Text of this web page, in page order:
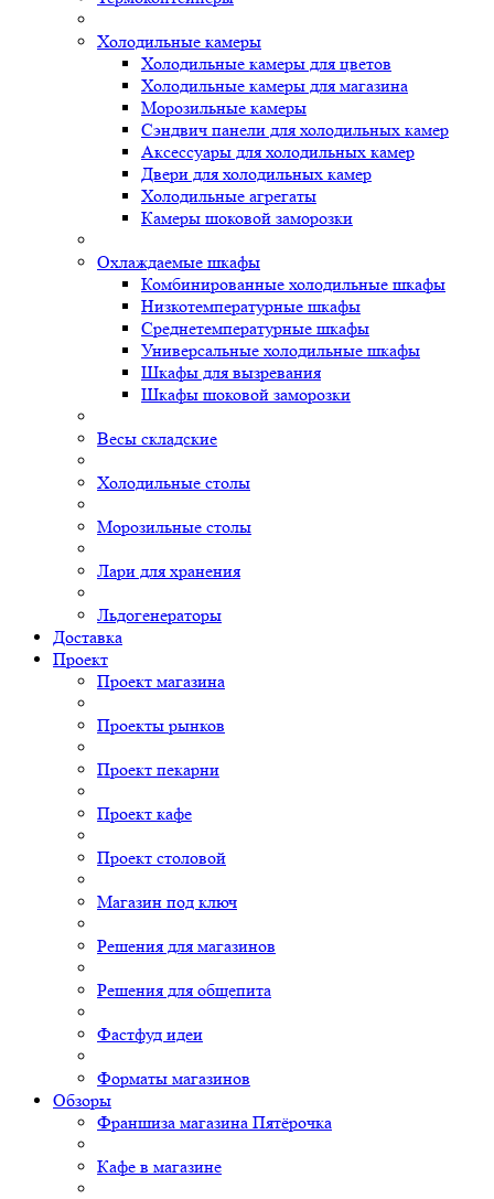
Холодильные камеры
Холодильные камеры для цветов
Холодильные камеры для магазина
Морозильные камеры
Сэндвич панели для холодильных камер
Аксессуары для холодильных камер
Двери для холодильных камер
Холодильные агрегаты
Камеры шоковой заморозки
Охлаждаемые шкафы
Комбинированные холодильные шкафы
Низкотемпературные шкафы
Среднетемпературные шкафы
Универсальные холодильные шкафы
Шкафы для вызревания
Шкафы шоковой заморозки
Весы складские
Холодильные столы
Морозильные столы
Лари для хранения
Льдогенераторы
Доставка
Проект
Проект магазина
Проекты рынков
Проект пекарни
Проект кафе
Проект столовой
Магазин под ключ
Решения для магазинов
Решения для общепита
Фастфуд идеи
Форматы магазинов
Обзоры
Франшиза магазина Пятёрочка
Кафе в магазине